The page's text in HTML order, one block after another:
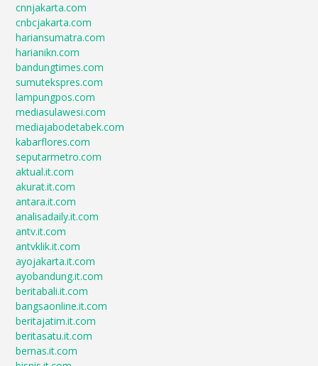
cnnjakarta.com
cnbcjakarta.com
hariansumatra.com
harianikn.com
bandungtimes.com
sumutekspres.com
lampungpos.com
mediasulawesi.com
mediajabodetabek.com
kabarflores.com
seputarmetro.com
aktual.it.com
akurat.it.com
antara.it.com
analisadaily.it.com
antv.it.com
antvklik.it.com
ayojakarta.it.com
ayobandung.it.com
beritabali.it.com
bangsaonline.it.com
beritajatim.it.com
beritasatu.it.com
bernas.it.com